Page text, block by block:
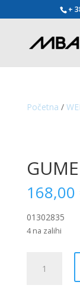
+
Početna /
168,00
01302835
4 na zalihi
ODBOJNIK